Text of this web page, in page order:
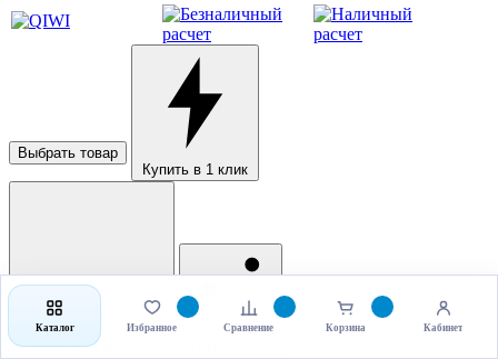
Выбрать товар
Купить в 1 клик
Рассчитать доставку
Каталог Избранное Сравнение Корзина Кабинет